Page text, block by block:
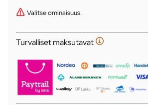
Valitse ominaisuus.
Turvalliset maksutavat